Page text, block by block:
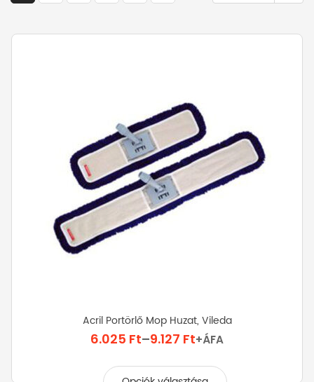
Acril Portörlő Mop Huzat, Vileda
6.025 Ft–9.127 FtÁrtartomány:
-
+ÁFA